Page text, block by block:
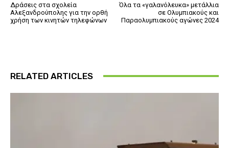
Δράσεις στα σχολεία
Αλεξανδρούπολης για την ορθή
χρήση των κινητών τηλεφώνων
Όλα τα «γαλανόλευκα» μετάλλια
σε Ολυμπιακούς και
Παραολυμπιακούς αγώνες 2024
RELATED ARTICLES